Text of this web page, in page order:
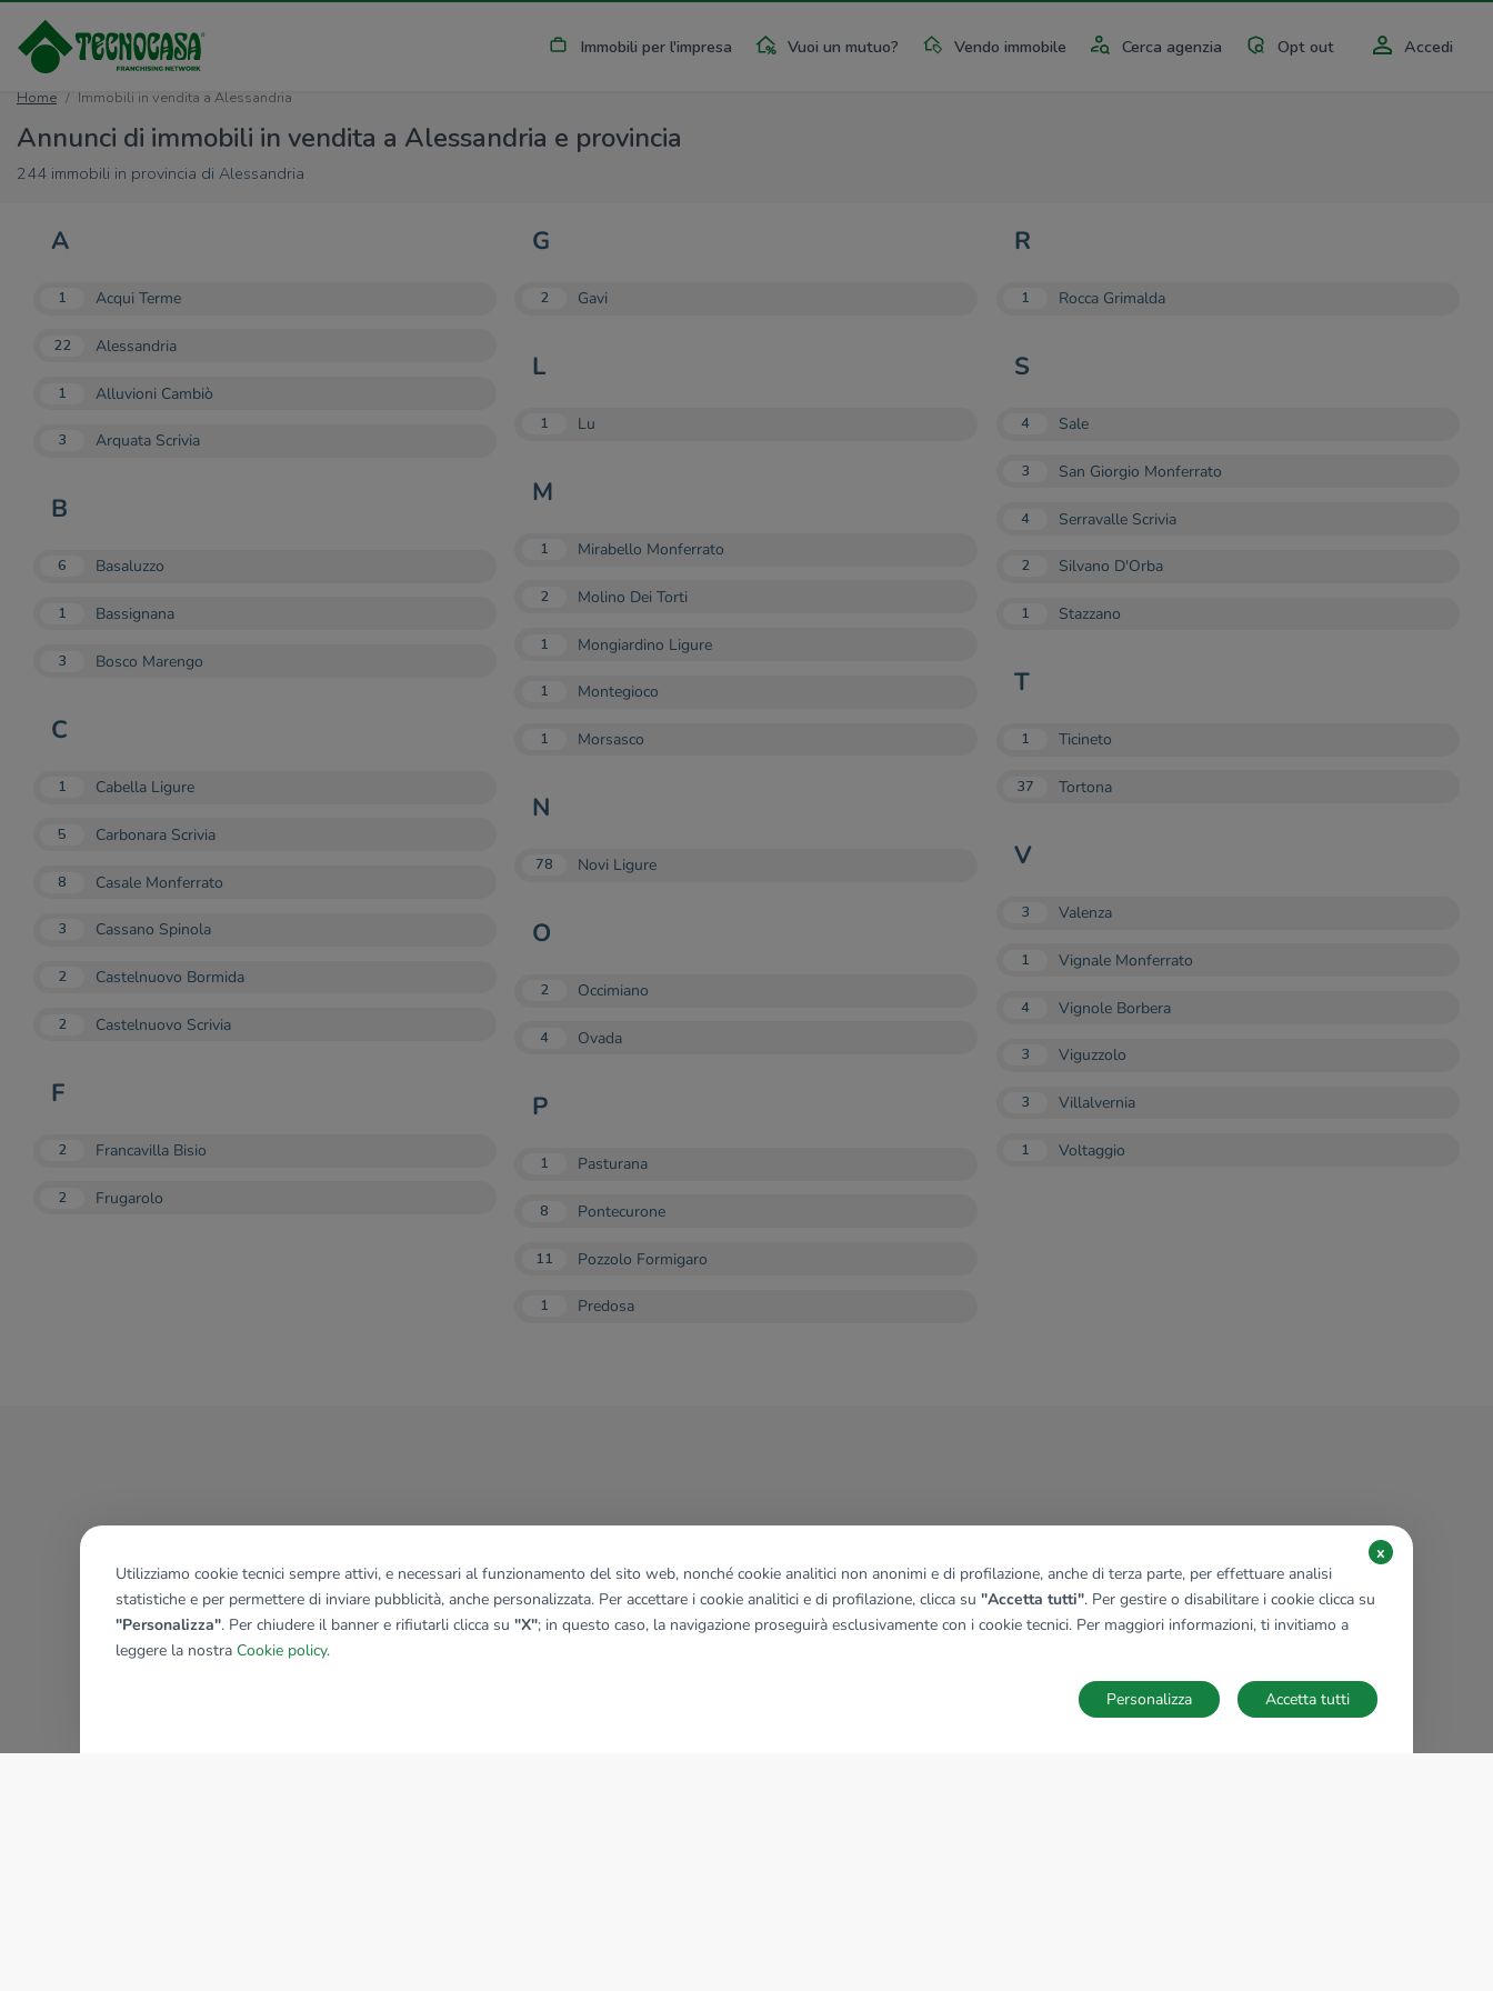
Immobili per l'impresa Vuoi un mutuo? Vendo immobile Cerca agenzia Opt out Accedi
Home Immobili in vendita a Alessandria
Annunci di immobili in vendita a Alessandria e provincia
244 immobili in provincia di Alessandria
A
1 Acqui Terme
22 Alessandria
1 Alluvioni Cambiò
3 Arquata Scrivia
B
6 Basaluzzo
1 Bassignana
3 Bosco Marengo
C
1 Cabella Ligure
5 Carbonara Scrivia
8 Casale Monferrato
3 Cassano Spinola
2 Castelnuovo Bormida
2 Castelnuovo Scrivia
F
2 Francavilla Bisio
2 Frugarolo
G
2 Gavi
L
1 Lu
M
1 Mirabello Monferrato
2 Molino Dei Torti
1 Mongiardino Ligure
1 Montegioco
1 Morsasco
N
78 Novi Ligure
O
2 Occimiano
4 Ovada
P
1 Pasturana
8 Pontecurone
11 Pozzolo Formigaro
1 Predosa
R
1 Rocca Grimalda
S
4 Sale
3 San Giorgio Monferrato
4 Serravalle Scrivia
2 Silvano D'Orba
1 Stazzano
T
1 Ticineto
37 Tortona
V
3 Valenza
1 Vignale Monferrato
4 Vignole Borbera
3 Viguzzolo
3 Villalvernia
1 Voltaggio
Utilizziamo cookie tecnici sempre attivi, e necessari al funzionamento del sito web, nonché cookie analitici non anonimi e di profilazione, anche di terza parte, per effettuare analisi
statistiche e per permettere di inviare pubblicità, anche personalizzata. Per accettare i cookie analitici e di profilazione, clicca su "Accetta tutti". Per gestire o disabilitare i cookie clicca su
"Personalizza". Per chiudere il banner e rifiutarli clicca su "X"; in questo caso, la navigazione proseguirà esclusivamente con i cookie tecnici. Per maggiori informazioni, ti invitiamo a
leggere la nostra Cookie policy.
x
Accetta tutti
Personalizza